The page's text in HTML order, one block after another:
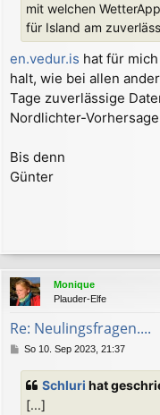
mit welchen
für Island am
en.vedur.is hat für
halt, wie bei allen
Tage zuverlässige
Nordlichter-
Bis denn
Günter
Monique
Plauder-Elfe
Re: Neulingsfragen....
BSo 10. Sep 2023, 21:37
Schluri hat
[...]